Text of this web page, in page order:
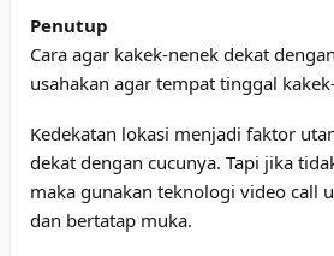
Penutup
Cara agar kakek-nenek dekat
usahakan agar tempat tinggal
Kedekatan lokasi menjadi faktor
dekat dengan cucunya. Tapi jika
maka gunakan teknologi video call
dan bertatap muka.